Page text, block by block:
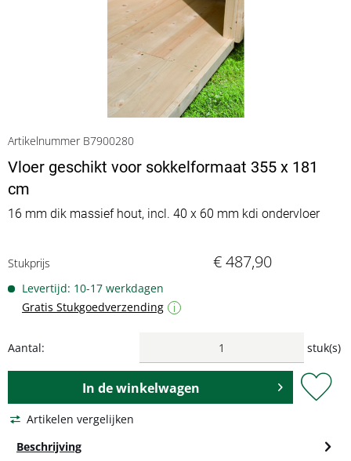
Artikelnummer B7900280
Vloer geschikt voor sokkelformaat 355 x 181
cm
16 mm dik massief hout, incl. 40 x 60 mm kdi ondervloer
Stukprijs € 487,90
Levertijd: 10-17 werkdagen
Gratis Stukgoedverzending
i
Aantal: stuk(s)
In dewinkelwagen
Artikelen vergelijken
Beschrijving